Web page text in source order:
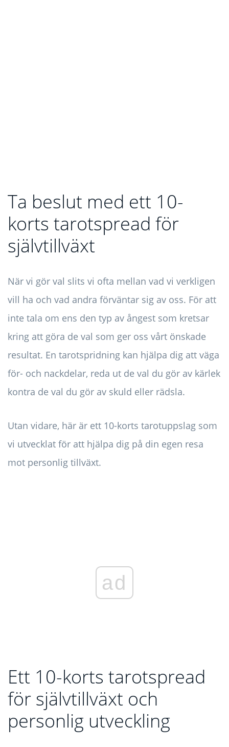
Ta beslut med ett 10-
korts tarotspread för
självtillväxt
När vi gör val slits vi ofta mellan vad vi verkligen
vill ha och vad andra förväntar sig av oss. För att
inte tala om ens den typ av ångest som kretsar
kring att göra de val som ger oss vårt önskade
resultat. En tarotspridning kan hjälpa dig att väga
för- och nackdelar, reda ut de val du gör av kärlek
kontra de val du gör av skuld eller rädsla.
Utan vidare, här är ett 10-korts tarotuppslag som
vi utvecklat för att hjälpa dig på din egen resa
mot personlig tillväxt.
ad
Ett 10-korts tarotspread
för självtillväxt och
personlig utveckling